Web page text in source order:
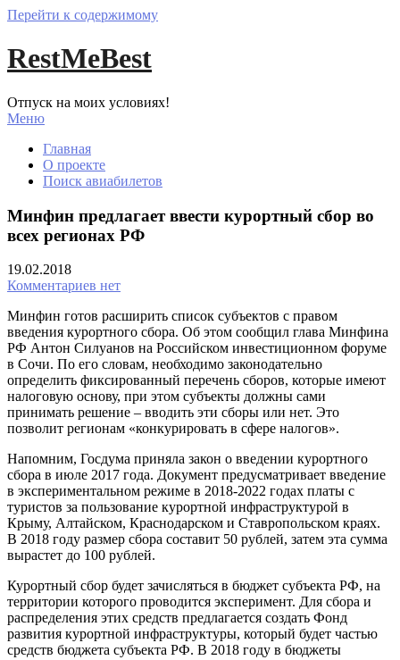
Перейти к содержимому
RestMeBest
Отпуск на моих условиях!
Меню
Главная
О проекте
Поиск авиабилетов
Минфин предлагает ввести курортный сбор во
всех регионах РФ
19.02.2018
Комментариев нет
Минфин готов расширить список субъектов с правом
введения курортного сбора. Об этом сообщил глава Минфина
РФ Антон Силуанов на Российском инвестиционном форуме
в Сочи. По его словам, необходимо законодательно
определить фиксированный перечень сборов, которые имеют
налоговую основу, при этом субъекты должны сами
принимать решение – вводить эти сборы или нет. Это
позволит регионам «конкурировать в сфере налогов».
Напомним, Госдума приняла закон о введении курортного
сбора в июле 2017 года. Документ предусматривает введение
в экспериментальном режиме в 2018-2022 годах платы с
туристов за пользование курортной инфраструктурой в
Крыму, Алтайском, Краснодарском и Ставропольском краях.
В 2018 году размер сбора составит 50 рублей, затем эта сумма
вырастет до 100 рублей.
Курортный сбор будет зачисляться в бюджет субъекта РФ, на
территории которого проводится эксперимент. Для сбора и
распределения этих средств предлагается создать Фонд
развития курортной инфраструктуры, который будет частью
средств бюджета субъекта РФ. В 2018 году в бюджеты